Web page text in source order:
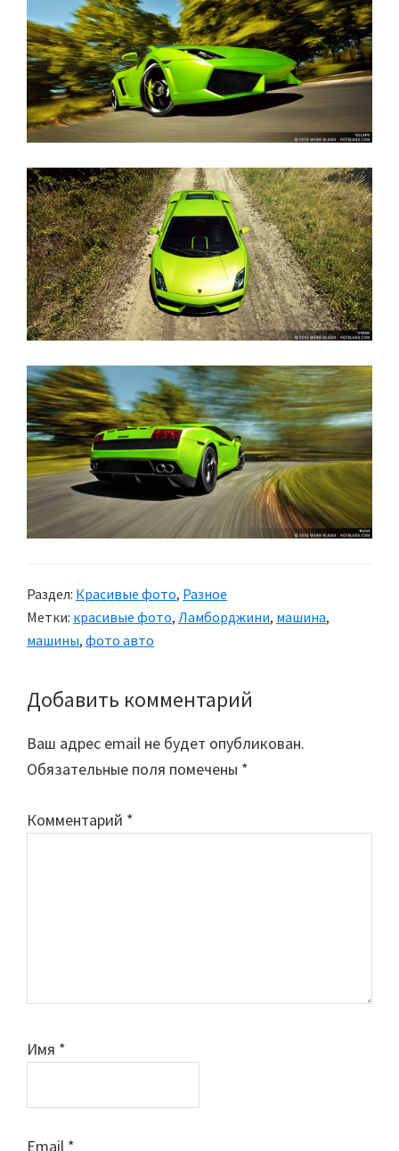
Раздел: Красивые фото, Разное
Метки: красивые фото, Ламборджини, машина,
машины, фото авто
Reader
Interactions
Добавить комментарий
Ваш адрес email не будет опубликован.
Обязательные поля помечены *
Комментарий *
Имя *
Email *